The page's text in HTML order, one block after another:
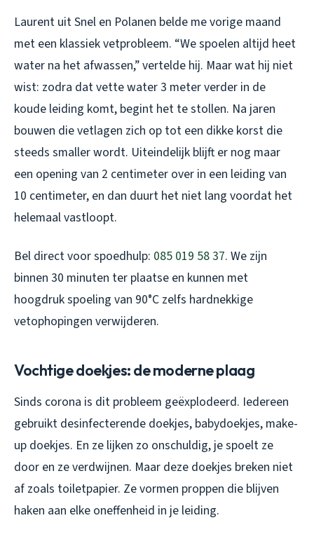
Laurent uit Snel en Polanen belde me vorige maand
met een klassiek vetprobleem. “We spoelen altijd heet
water na het afwassen,” vertelde hij. Maar wat hij niet
wist: zodra dat vette water 3 meter verder in de
koude leiding komt, begint het te stollen. Na jaren
bouwen die vetlagen zich op tot een dikke korst die
steeds smaller wordt. Uiteindelijk blijft er nog maar
een opening van 2 centimeter over in een leiding van
10 centimeter, en dan duurt het niet lang voordat het
helemaal vastloopt.
Bel direct voor spoedhulp: 085 019 58 37. We zijn
binnen 30 minuten ter plaatse en kunnen met
hoogdruk spoeling van 90°C zelfs hardnekkige
vetophopingen verwijderen.
Vochtige doekjes: de moderne plaag
Sinds corona is dit probleem geëxplodeerd. Iedereen
gebruikt desinfecterende doekjes, babydoekjes, make-
up doekjes. En ze lijken zo onschuldig, je spoelt ze
door en ze verdwijnen. Maar deze doekjes breken niet
af zoals toiletpapier. Ze vormen proppen die blijven
haken aan elke oneffenheid in je leiding.